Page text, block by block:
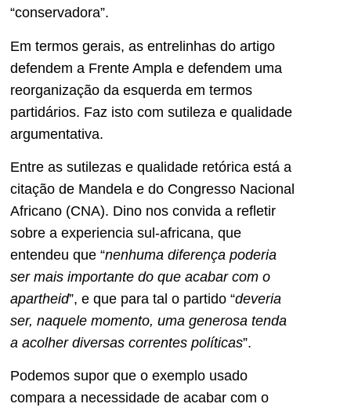
“conservadora”.
Em termos gerais, as entrelinhas do artigo
defendem a Frente Ampla e defendem uma
reorganização da esquerda em termos
partidários. Faz isto com sutileza e qualidade
argumentativa.
Entre as sutilezas e qualidade retórica está a
citação de Mandela e do Congresso Nacional
Africano (CNA). Dino nos convida a refletir
sobre a experiencia sul-africana, que
entendeu que “nenhuma diferença poderia
ser mais importante do que acabar com o
apartheid”, e que para tal o partido “deveria
ser, naquele momento, uma generosa tenda
a acolher diversas correntes políticas”.
Podemos supor que o exemplo usado
compara a necessidade de acabar com o